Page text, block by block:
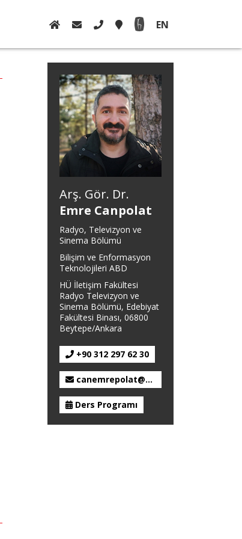
EN
Arş. Gör. Dr.
Emre Canpolat
Radyo, Televizyon ve
Sinema Bölümü
Bilişim ve Enformasyon
Teknolojileri ABD
HÜ İletişim Fakültesi
Radyo Televizyon ve
Sinema Bölümü, Edebiyat
Fakültesi Binası, 06800
Beytepe/Ankara
+90 312 297 62 30
canemrepolat@gmail.com
Ders Programı